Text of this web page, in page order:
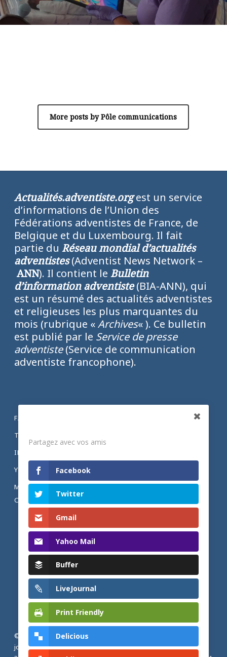
More posts by Pôle communications
Actualités.adventiste.orgest un service
d’informations de l’Union des
Fédérations adventistes de France, de
Belgique et du Luxembourg. Il fait
partie du Réseau mondial d’actualités
adventistes(Adventist News Network –
ANN). Il contient le Bulletin
d’information adventiste(BIA-ANN), qui
est un résumé des actualités adventistes
et religieuses les plus marquantes du
mois (rubrique «Archives« ). Ce bulletin
est publié par le Service de presse
adventiste(Service de communication
adventiste francophone).
FACEBOOK
TWITTER
INSTAGRAM
YOUTUBE
MENTIONS LÉGALES ET POLITIQUE DE
CONFIDENTIALITÉ
© 2026 Actualités adventistes. Église adventiste du septième
jour de France métropolitaine, de Belgique et du Luxembourg.
Partagez avec vos amis
Facebook
Twitter
Gmail
Yahoo Mail
Buffer
LiveJournal
Print Friendly
Delicious